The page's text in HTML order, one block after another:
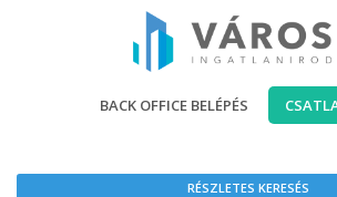
BACK OFFICE BELÉPÉS
RÉSZLETES KERESÉS